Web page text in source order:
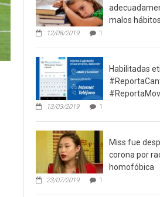
malos
12/08/2019 1
Habilitadas
13/03/2019 1
Miss fue
corona por
homofóbica
23/07/2019 1